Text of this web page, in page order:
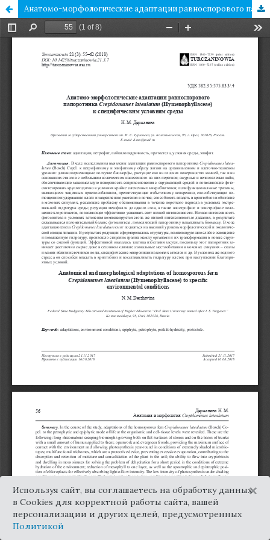
Анатомо-морфологические адаптации равноспорового папоротника Crepidomanes latealatum (Hymenophyllaceae) к специфическим условиям среды
Используя сайт, вы соглашаетесь на обработку данных
в Cookies для корректной работы сайта, вашей
персонализации и других целей, предусмотренных
Политикой
×